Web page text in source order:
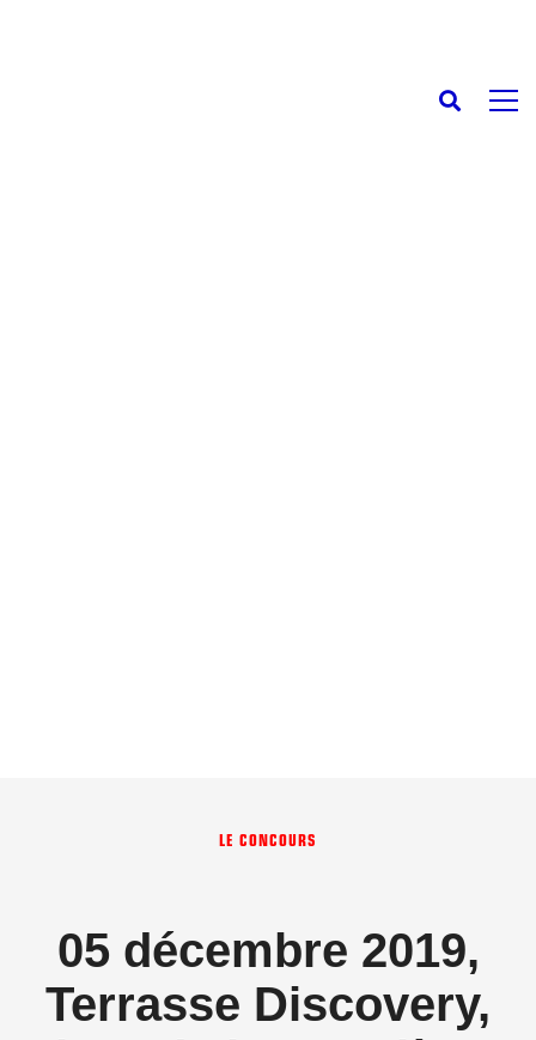
LE CONCOURS
05 décembre 2019,
Terrasse Discovery,